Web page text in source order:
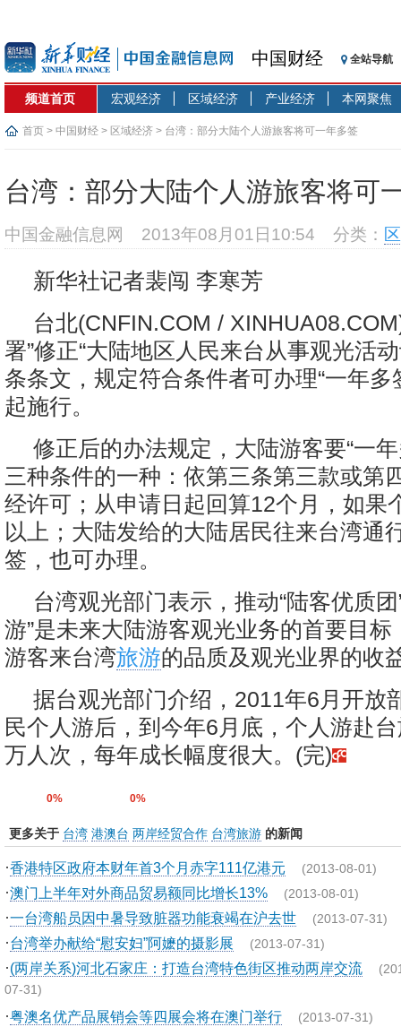
中国财经 全站导航
频道首页 宏观经济 区域经济 产业经济 本网聚焦
首页 > 中国财经 > 区域经济 > 台湾：部分大陆个人游旅客将可一年多签
台湾：部分大陆个人游旅客将可
中国金融信息网 2013年08月01日10:54 分类：
新华社记者裴闯 李寒芳
台北(CNFIN.COM /
署”修正“大陆地区人民来台从事观光活
条条文，规定符合条件者可办理“一年多
起施行。
修正后的办法规定，大陆游客要“一
三种条件的一种：依第三条第三款或第
经许可；从申请日起回算12个月，如果
以上；大陆发给的大陆居民往来台湾通
签，也可办理。
台湾观光部门表示，推动“陆客优质团
游”是未来大陆游客观光业务的首要目
游客来台湾旅游的品质及观光业界的收
据台观光部门介绍，2011年6月开放
民个人游后，到今年6月底，个人游赴
万人次，每年成长幅度很大。(完)
0% 0%
更多关于 台湾 港澳台 两岸经贸合作 台湾旅游 的新闻
·香港特区政府本财年首3个月赤字111亿港元 (2013-08-01)
·澳门上半年对外商品贸易额同比增长13% (2013-08-01)
·一台湾船员因中暑导致脏器功能衰竭在沪去世 (2013-07-31)
·台湾举办献给“慰安妇”阿嬷的摄影展 (2013-07-31)
·(两岸关系)河北石家庄：打造台湾特色街区推动两岸交流
07-31)
·粤澳名优产品展销会等四展会将在澳门举行 (2013-07-31)